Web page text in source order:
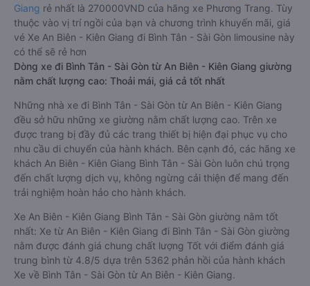
Giang rẻ nhất là 270000VND của hãng xe Phương Trang. Tùy
thuộc vào vị trí ngồi của bạn và chương trình khuyến mãi, giá
vé Xe An Biên - Kiên Giang đi Bình Tân - Sài Gòn limousine này
có thể sẽ rẻ hơn
Dòng xe đi Bình Tân - Sài Gòn từ An Biên - Kiên Giang giường
nằm chất lượng cao: Thoải mái, giá cả tốt nhất
Những nhà xe đi Bình Tân - Sài Gòn từ An Biên - Kiên Giang
đều sở hữu những xe giường nằm chất lượng cao. Trên xe
được trang bị đầy đủ các trang thiết bị hiện đại phục vụ cho
nhu cầu di chuyển của hành khách. Bên cạnh đó, các hãng xe
khách An Biên - Kiên Giang Bình Tân - Sài Gòn luôn chú trọng
đến chất lượng dịch vụ, không ngừng cải thiện để mang đến
trải nghiệm hoàn hảo cho hành khách.
Xe An Biên - Kiên Giang Bình Tân - Sài Gòn giường nằm tốt
nhất: Xe từ An Biên - Kiên Giang đi Bình Tân - Sài Gòn giường
nằm được đánh giá chung chất lượng Tốt với điểm đánh giá
trung bình từ 4.8/5 dựa trên 5362 phản hồi của hành khách
Xe về Bình Tân - Sài Gòn từ An Biên - Kiên Giang.